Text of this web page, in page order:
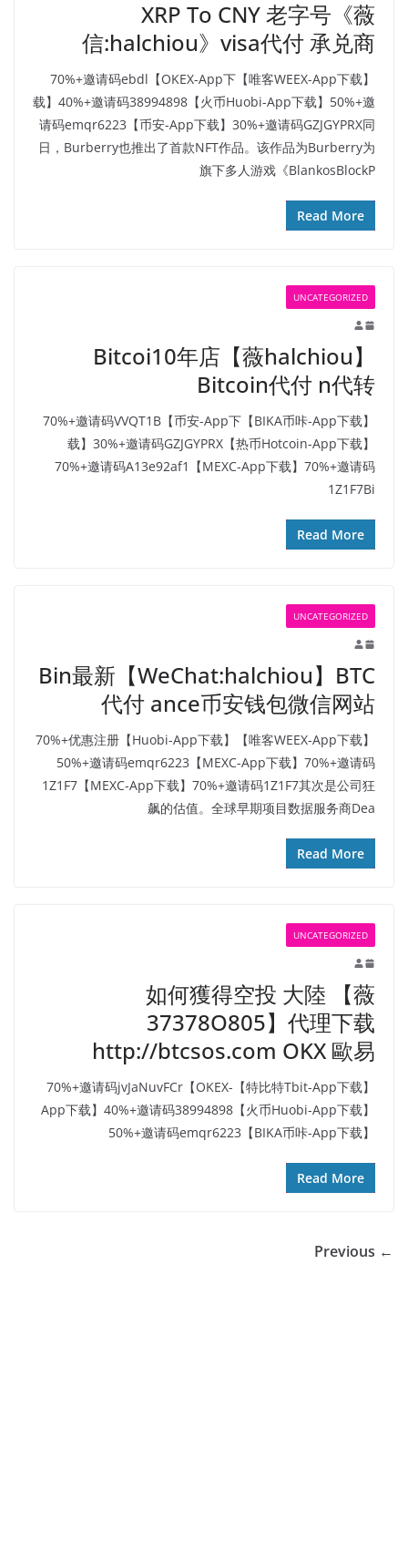
XRP To CNY 老字号《薇
信:halchiou》visa代付 承兑商
【唯客WEEX-App下载】70%+邀请码ebdl【OKEX-App下
载】40%+邀请码38994898【火币Huobi-App下载】50%+邀
请码emqr6223【币安-App下载】30%+邀请码GZJGYPRX同
日，Burberry也推出了首款NFT作品。该作品为Burberry为
旗下多人游戏《BlankosBlockP
Read More
UNCATEGORIZED
Bitcoi10年店【薇halchiou】
Bitcoin代付 n代转
【BIKA币咔-App下载】70%+邀请码VVQT1B【币安-App下
载】30%+邀请码GZJGYPRX【热币Hotcoin-App下载】
70%+邀请码A13e92af1【MEXC-App下载】70%+邀请码
1Z1F7Bi
Read More
UNCATEGORIZED
Bin最新【WeChat:halchiou】BTC
代付 ance币安钱包微信网站
【唯客WEEX-App下载】70%+优惠注册【Huobi-App下载】
50%+邀请码emqr6223【MEXC-App下载】70%+邀请码
1Z1F7【MEXC-App下载】70%+邀请码1Z1F7其次是公司狂
飙的估值。全球早期项目数据服务商Dea
Read More
UNCATEGORIZED
如何獲得空投 大陸 【薇
37378O805】代理下载
http://btcsos.com OKX 歐易
【特比特Tbit-App下载】70%+邀请码jvJaNuvFCr【OKEX-
App下载】40%+邀请码38994898【火币Huobi-App下载】
50%+邀请码emqr6223【BIKA币咔-App下载】
Read More
← Previous